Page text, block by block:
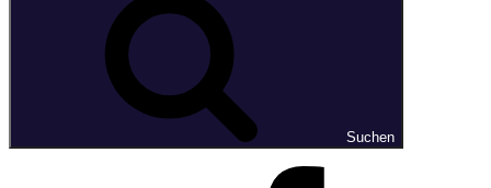
Suchen